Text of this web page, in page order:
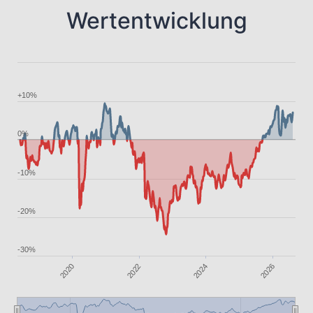
Wertentwicklung
2020 2022 2024 2026
-30%
-20%
-10%
0%
+10%